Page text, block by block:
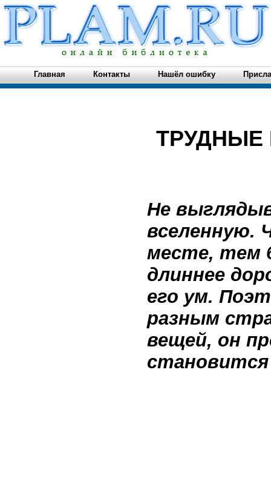
Главная Контакты Нашёл ошибку
Не
вселенную.
месте, тем
длиннее
его ум.
разным
вещей, он
становится